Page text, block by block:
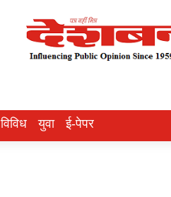
विविध युवा ई-पेपर